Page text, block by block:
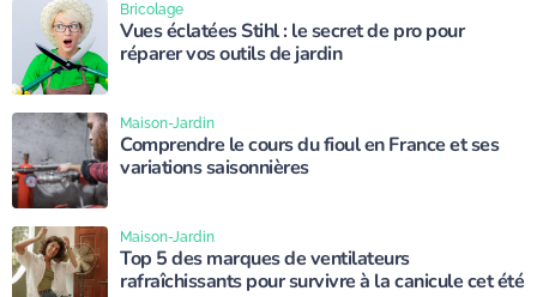
Vues éclatées Stihl : le secret de pro pour
réparer vos outils de jardin
Bricolage
Comprendre le cours du fioul en France et ses
variations saisonnières
Maison-Jardin
Top 5 des marques de ventilateurs
rafraîchissants pour survivre à la canicule cet été
Maison-Jardin